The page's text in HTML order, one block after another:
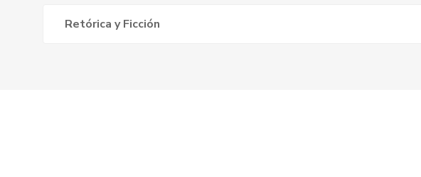
Retórica y Ficción